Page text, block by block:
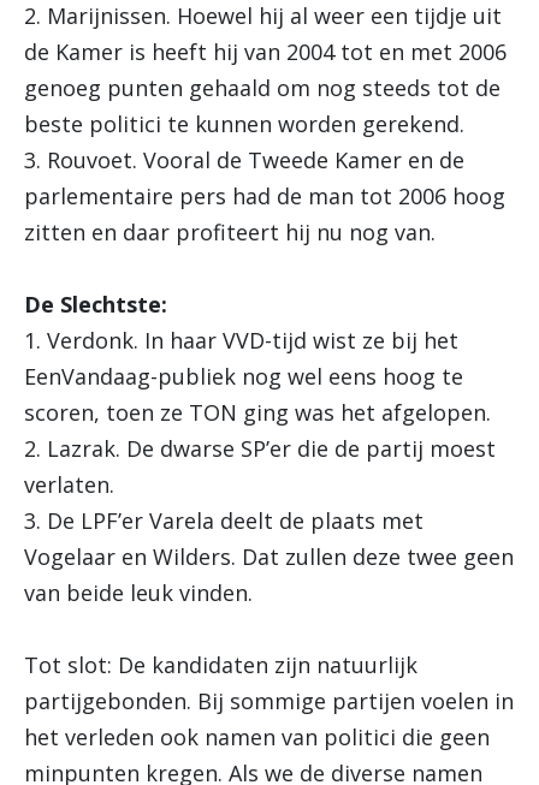
2. Marijnissen. Hoewel hij al weer een tijdje uit
de Kamer is heeft hij van 2004 tot en met 2006
genoeg punten gehaald om nog steeds tot de
beste politici te kunnen worden gerekend.
3. Rouvoet. Vooral de Tweede Kamer en de
parlementaire pers had de man tot 2006 hoog
zitten en daar profiteert hij nu nog van.
De Slechtste:
1. Verdonk. In haar VVD-tijd wist ze bij het
EenVandaag-publiek nog wel eens hoog te
scoren, toen ze TON ging was het afgelopen.
2. Lazrak. De dwarse SP’er die de partij moest
verlaten.
3. De LPF’er Varela deelt de plaats met
Vogelaar en Wilders. Dat zullen deze twee geen
van beide leuk vinden.
Tot slot: De kandidaten zijn natuurlijk
partijgebonden. Bij sommige partijen voelen in
het verleden ook namen van politici die geen
minpunten kregen. Als we de diverse namen